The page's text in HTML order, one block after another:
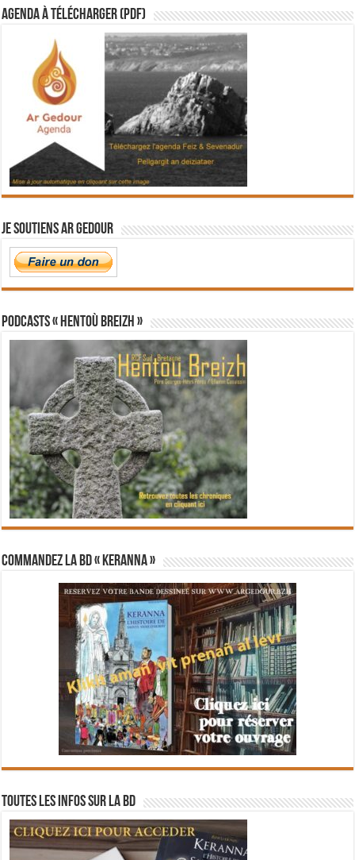
Agenda à télécharger (PDF)
Je soutiens Ar Gedour
PODCASTS « Hentoù Breizh »
Commandez la BD « Keranna »
Toutes les infos sur la BD